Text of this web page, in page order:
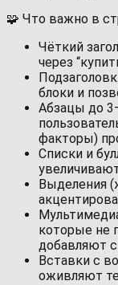
🧩 Что важно в
Чёткий
через
блоки и
Абзацы до
факторы)
Списки и
Выделения
которые не
добавляют
Вставки с
оживляют